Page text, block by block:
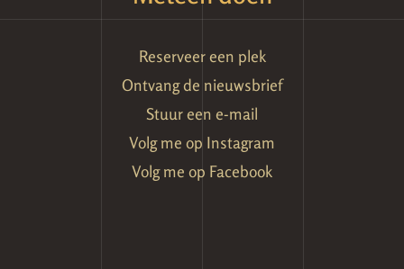
Reserveer een plek
Ontvang de nieuwsbrief
Stuur een e-mail
Volg me op Instagram
Volg me op Facebook